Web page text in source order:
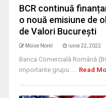
BCR continuă
o nouă emisiune de
de Valori București
Moise Norel iunie 22, 2022
Banca Comercială Română
importante grupu ... Read